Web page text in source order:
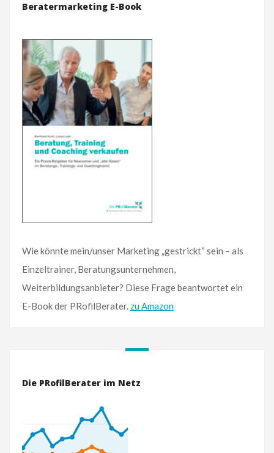
Beratermarketing E-Book
Wie könnte mein/unser Marketing „gestrickt“ sein – als
Einzeltrainer, Beratungsunternehmen,
Weiterbildungsanbieter? Diese Frage beantwortet ein
E-Book der PRofilBerater. zu Amazon
Die PRofilBerater im Netz